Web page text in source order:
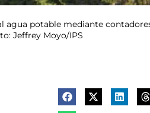
potable mediante
Jeffrey Moyo/IPS